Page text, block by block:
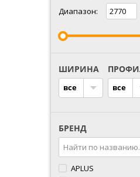
Диапазон:
ШИРИНА
все все
БРЕНД
APLUS